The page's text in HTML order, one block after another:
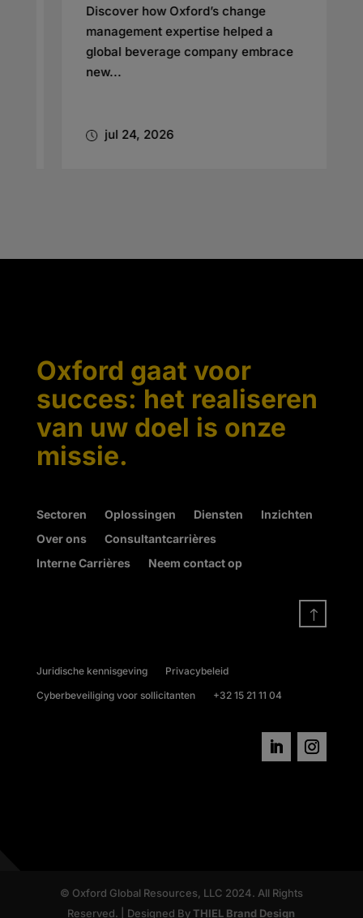
Discover how Oxford’s change
management expertise helped a
global beverage company embrace
new...
jul 24, 2026
Oxford gaat voor
succes: het realiseren
van uw doel is onze
missie.
Sectoren Oplossingen Diensten
Inzichten
Over ons
Consultantcarrières
Interne Carrières
Neem contact op
!
Juridische kennisgeving
Privacybeleid
Cyberbeveiliging voor sollicitanten
+32 15 21 11 04
© Oxford Global Resources, LLC 2024. All Rights
Reserved. | Designed ByTHIEL Brand Design